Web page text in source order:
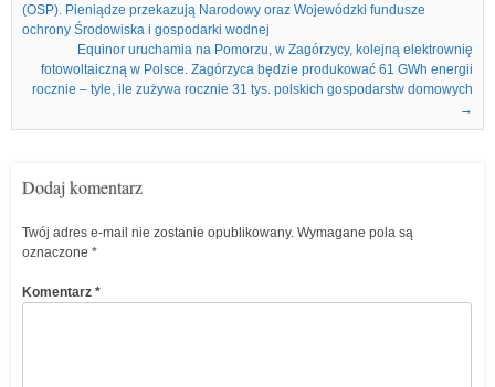
(OSP). Pieniądze przekazują Narodowy oraz Wojewódzki fundusze
ochrony Środowiska i gospodarki wodnej
Equinor uruchamia na Pomorzu, w Zagórzycy, kolejną elektrownię
fotowoltaiczną w Polsce. Zagórzyca będzie produkować 61 GWh energii
rocznie – tyle, ile zużywa rocznie 31 tys. polskich gospodarstw domowych
→
Dodaj komentarz
Twój adres e-mail nie zostanie opublikowany. Wymagane pola są
oznaczone *
Komentarz *